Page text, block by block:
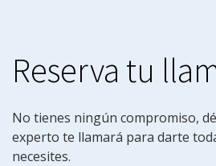
Reserva tu
No tienes ningún compromiso,
experto te llamará para darte
necesites.